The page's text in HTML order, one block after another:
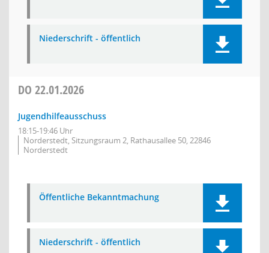
Niederschrift - öffentlich
DO 22.01.2026
Jugendhilfeausschuss
18:15-19:46 Uhr
Norderstedt, Sitzungsraum 2, Rathausallee 50, 22846
Norderstedt
Öffentliche Bekanntmachung
Niederschrift - öffentlich